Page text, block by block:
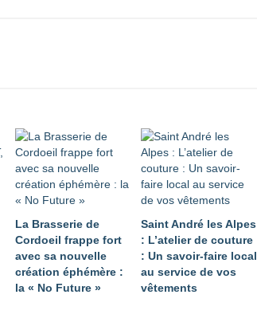
La Brasserie de
Cordoeil frappe fort
avec sa nouvelle
création éphémère :
la « No Future »
Saint André les Alpes
: L’atelier de couture
: Un savoir-faire local
au service de vos
vêtements